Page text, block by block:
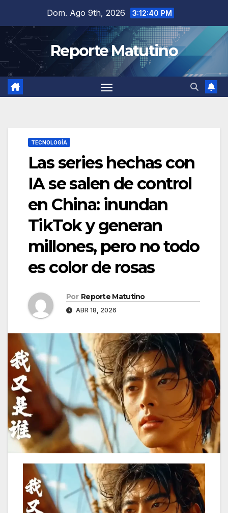
contenido
Dom. Ago 9th, 2026 3:12:41 PM
Reporte Matutino
TECNOLOGÍA
Las series hechas con
IA se salen de control
en China: inundan
TikTok y generan
millones, pero no todo
es color de rosas
Por Reporte Matutino
ABR 18, 2026